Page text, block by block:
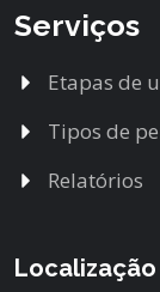
Serviços
Etapas de
Tipos de
Relatórios
Localização